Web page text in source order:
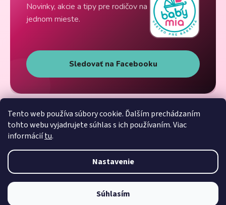
Tento web používa súbory cookie. Ďalším prechádzaním
tohto webu vyjadrujete súhlas s ich používaním. Viac
informáciítu.
Nastavenie
Súhlasím
Novinky, akcie a tipy pre rodičov na
jednom mieste.
Sledovať na Facebooku
Vytvoril Shoptet